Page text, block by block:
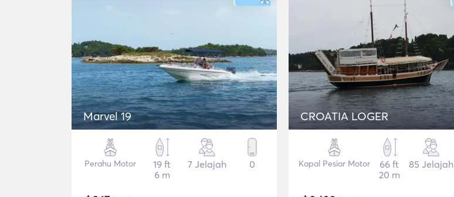
Marvel 19
Perahu Motor
19 ft
6 m
7 Jelajah 0
CROATIA LOGER
Kapal Pesiar Motor
66 ft
20 m
85 Jelajah